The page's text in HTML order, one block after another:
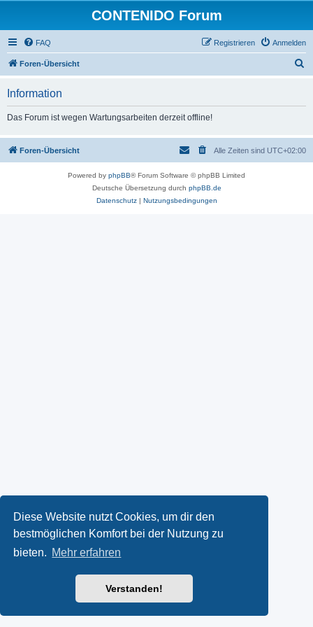
Diese Website nutzt Cookies, um dir den
bestmöglichen Komfort bei der Nutzung zu
bieten. Mehr erfahren
Verstanden!
CONTENIDO Forum
FAQ Anmelden
Registrieren
Foren-Übersicht
Information
Das Forum ist wegen Wartungsarbeiten derzeit offline!
Foren-Übersicht Alle Zeiten sind UTC+02:00
Powered by phpBB® Forum Software © phpBB Limited
Deutsche Übersetzung durch phpBB.de
Datenschutz| Nutzungsbedingungen